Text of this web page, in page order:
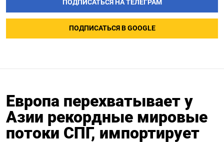
ПОДПИСАТЬСЯ НА ТЕЛЕГРАМ
ПОДПИСАТЬСЯ В GOOGLE
Европа перехватывает у
Азии рекордные мировые
потоки СПГ, импортирует